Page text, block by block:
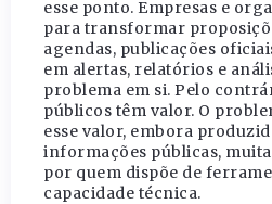
esse ponto. Empresas e
para transformar
agendas, publicações
em alertas, relatórios e
problema em si. Pelo
públicos têm valor. O
esse valor, embora
informações públicas,
por quem dispõe de
capacidade técnica.